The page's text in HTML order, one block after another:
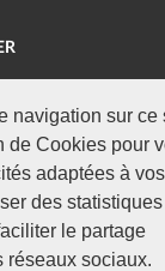
navigation sur ce
de Cookies pour
adaptées à
des
le partage
réseaux sociaux.
52 93
newsletter